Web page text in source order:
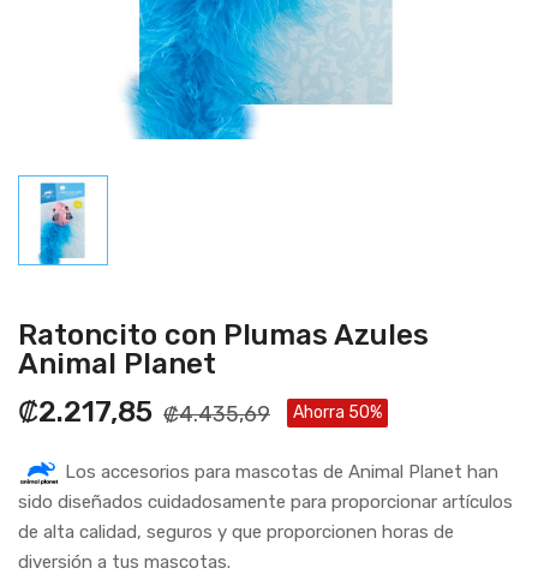
Ratoncito con Plumas Azules
Animal Planet
₡2.217,85 ₡4.435,69 Ahorra 50%
Los accesorios para mascotas de Animal Planet han
sido diseñados cuidadosamente para proporcionar artículos
de alta calidad, seguros y que proporcionen horas de
diversión a tus mascotas.